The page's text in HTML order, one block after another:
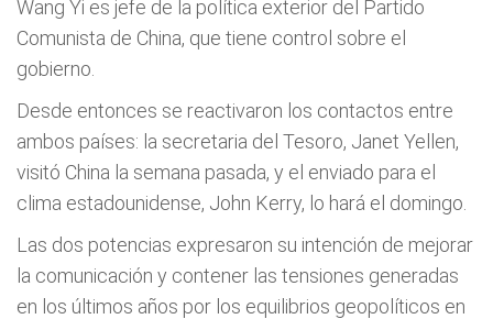
Wang Yi es jefe de la política exterior del Partido
Comunista de China, que tiene control sobre el
gobierno.
Desde entonces se reactivaron los contactos entre
ambos países: la secretaria del Tesoro, Janet Yellen,
visitó China la semana pasada, y el enviado para el
clima estadounidense, John Kerry, lo hará el domingo.
Las dos potencias expresaron su intención de mejorar
la comunicación y contener las tensiones generadas
en los últimos años por los equilibrios geopolíticos en